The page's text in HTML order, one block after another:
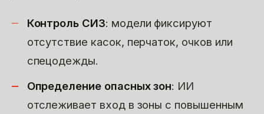
Контроль СИЗ: модели фиксируют
отсутствие касок, перчаток, очков или
спецодежды.
Определение опасных зон: ИИ
отслеживает вход в зоны с повышенным